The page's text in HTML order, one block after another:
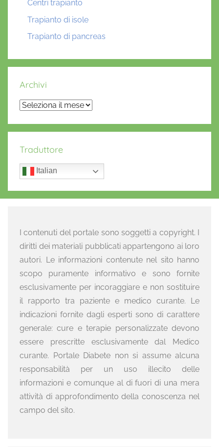
Centri trapianto
Trapianto di isole
Trapianto di pancreas
Archivi
Archivi
Traduttore
Italian
I contenuti del portale sono soggetti a copyright. I
diritti dei materiali pubblicati appartengono ai loro
autori. Le informazioni contenute nel sito hanno
scopo puramente informativo e sono fornite
esclusivamente per incoraggiare e non sostituire
il rapporto tra paziente e medico curante. Le
indicazioni fornite dagli esperti sono di carattere
generale: cure e terapie personalizzate devono
essere prescritte esclusivamente dal Medico
curante. Portale Diabete non si assume alcuna
responsabilità per un uso illecito delle
informazioni e comunque al di fuori di una mera
attività di approfondimento della conoscenza nel
campo del sito.